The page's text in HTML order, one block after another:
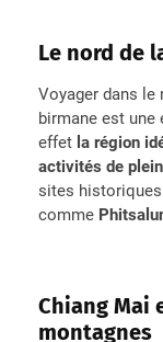
Le nord de
Voyager dans le
birmane est une
effet la région
activités de
sites
comme
Chiang Mai
montagnes